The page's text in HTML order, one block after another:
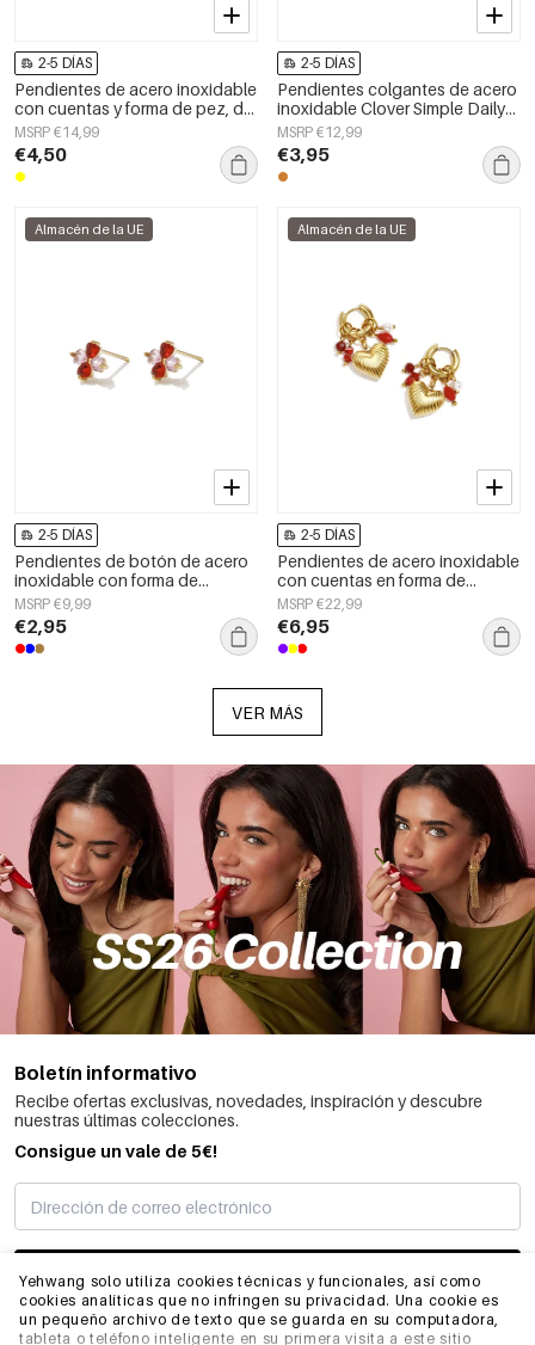
Yehwang solo utiliza cookies técnicas y funcionales, así como
cookies analíticas que no infringen su privacidad. Una cookie es
un pequeño archivo de texto que se guarda en su computadora,
tableta o teléfono inteligente en su primera visita a este sitio
2-5 DÍAS
Pendientes de acero inoxidable
con cuentas y forma de pez, de
la serie Daily Simple para mujer.
MSRP €14,99
€4,50
2-5 DÍAS
Pendientes colgantes de acero
inoxidable Clover Simple Daily
Simple Series Joyería para mujer
MSRP €12,99
€3,95
Almacén de la UE
2-5 DÍAS
Pendientes de botón de acero
inoxidable con forma de
corazón, sencillos, de la serie
Daily Simple, joyería para mujer.
MSRP €9,99
€2,95
Almacén de la UE
2-5 DÍAS
Pendientes de acero inoxidable
con cuentas en forma de
corazón, sencillos, de la serie
Daily Simple. Joyería para mujer.
MSRP €22,99
€6,95
VER MÁS
Boletín informativo
Recibe ofertas exclusivas, novedades, inspiración y descubre
nuestras últimas colecciones.
Consigue un vale de 5€!
SUSCRIBIRME